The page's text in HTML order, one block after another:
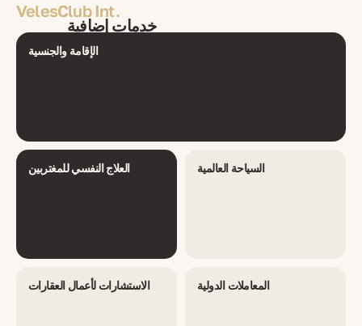
VelesClub Int.
خدمات إضافية
الإقامة والجنسية
العلاج النفسي للمغتربين السياحة العالمية
الاستشارات لأعمال العقارات المعاملات الدولية